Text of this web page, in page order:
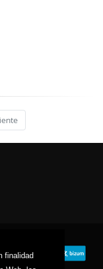
finalidad